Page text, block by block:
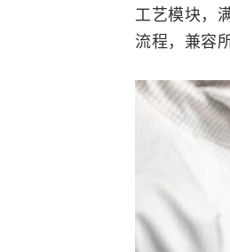
工艺模块，
流程，兼容